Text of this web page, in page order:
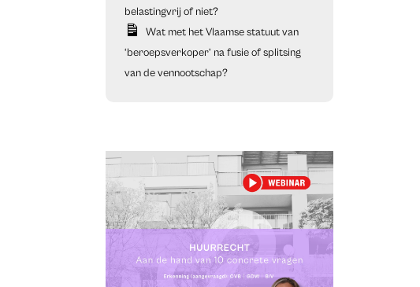
belastingvrij of niet?
Wat met het Vlaamse statuut van
‘beroepsverkoper’ na fusie of splitsing
van de vennootschap?